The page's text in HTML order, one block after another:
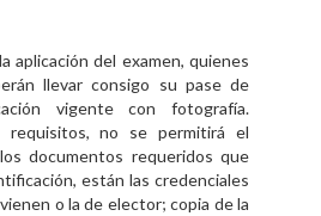
aplicación del examen, quienes
llevar consigo su pase de
vigente con fotografía.
requisitos, no se permitirá el
documentos requeridos que
están las credenciales
o la de elector; copia de la